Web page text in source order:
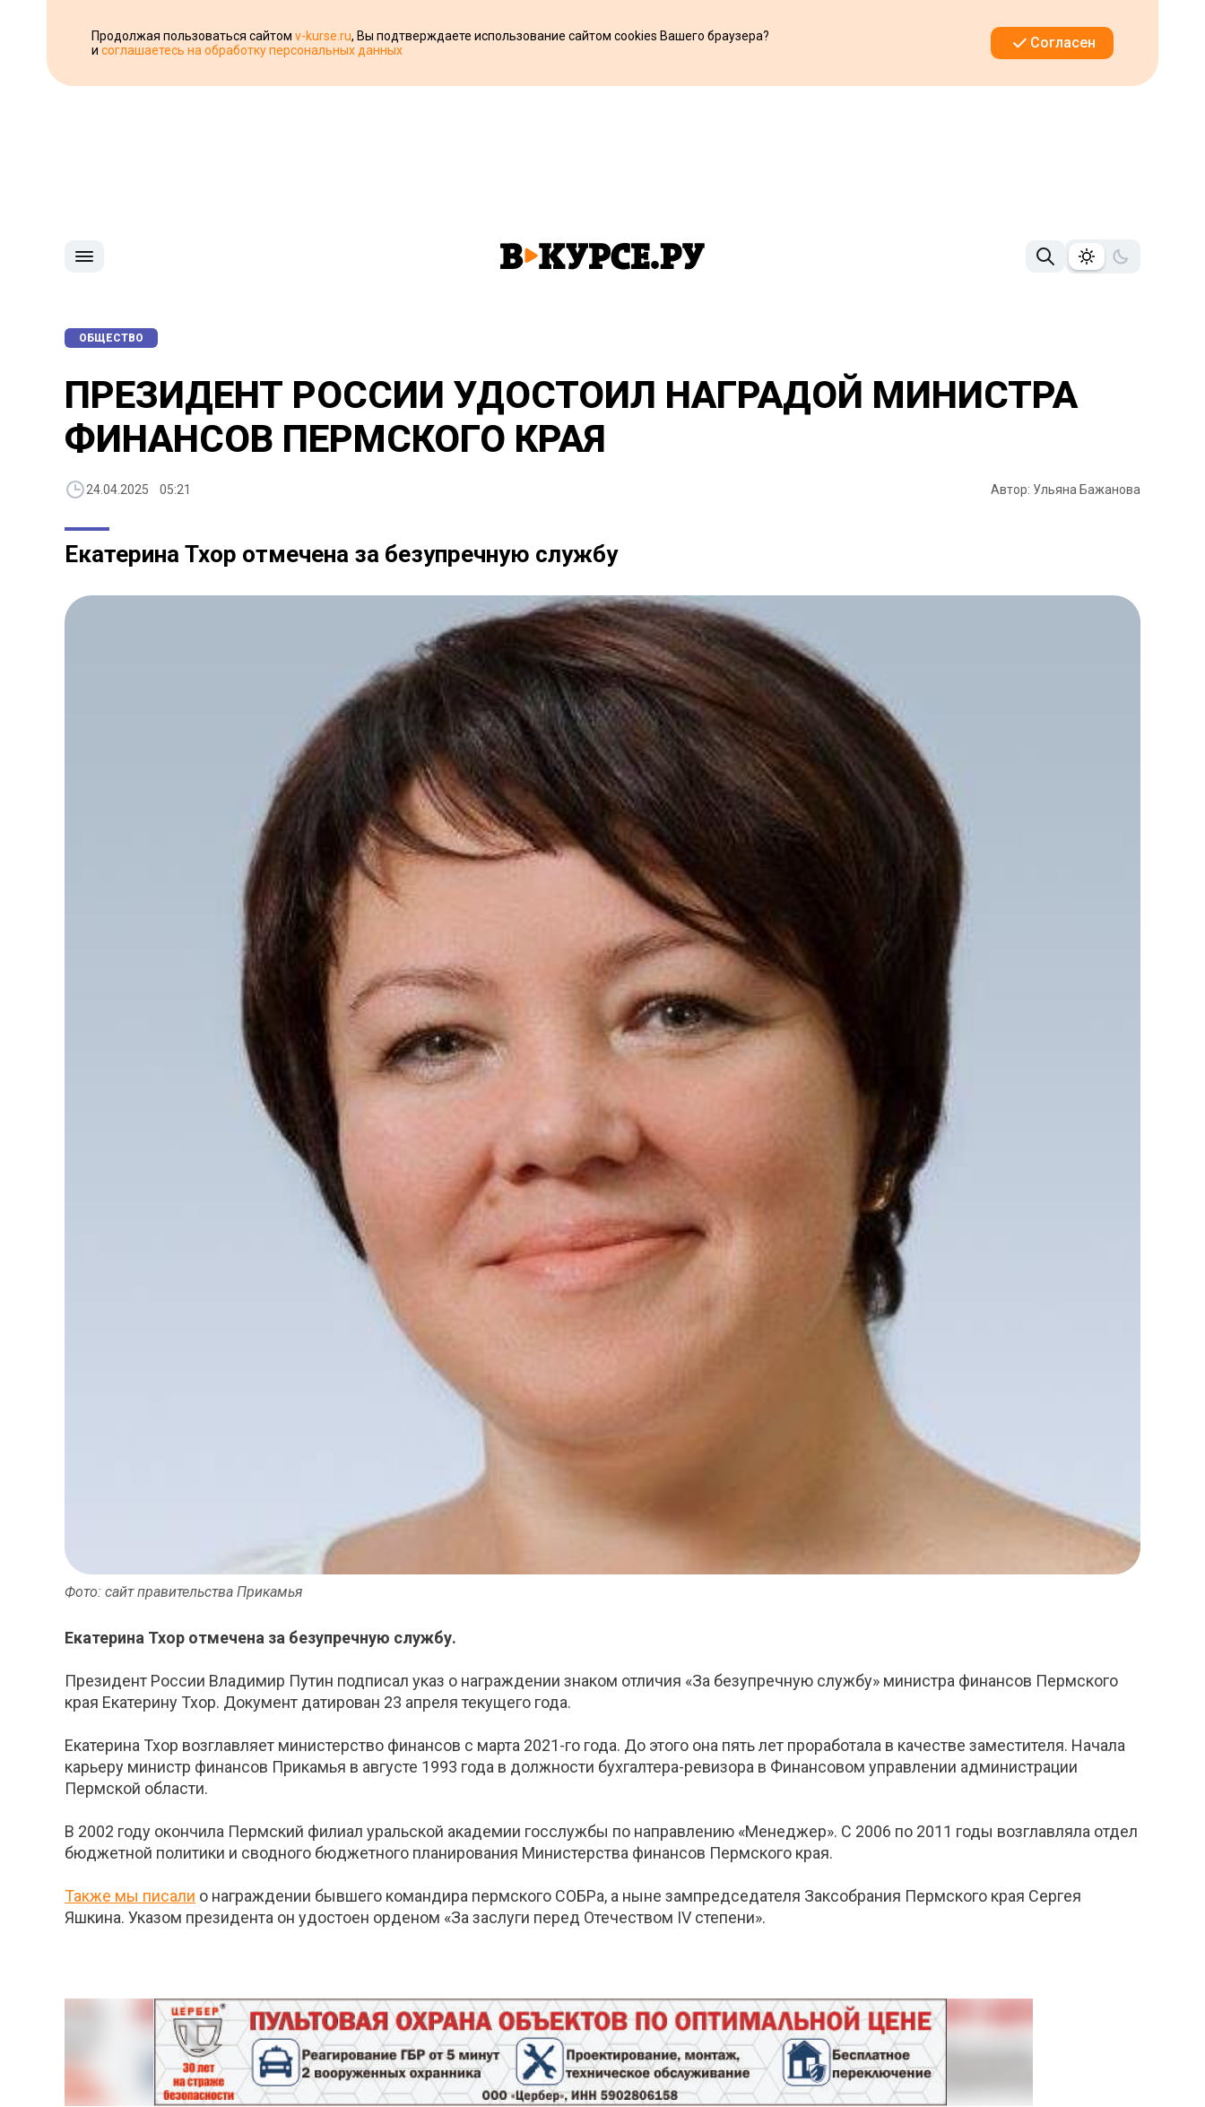
Продолжая пользоваться сайтом v-kurse.ru, Вы подтверждаете использование сайтом cookies Вашего браузера?
и соглашаетесь на обработку персональных данных Согласен
ОБЩЕСТВО
ПРЕЗИДЕНТ РОССИИ УДОСТОИЛ НАГРАДОЙ МИНИСТРА
ФИНАНСОВ ПЕРМСКОГО КРАЯ
24.04.2025 05:21 Автор: Ульяна Бажанова
Екатерина Тхор отмечена за безупречную службу
Фото: сайт правительства Прикамья
Екатерина Тхор отмечена за безупречную службу.
Президент России Владимир Путин подписал указ о награждении знаком отличия «За безупречную службу» министра финансов Пермского
края Екатерину Тхор. Документ датирован 23 апреля текущего года.
Екатерина Тхор возглавляет министерство финансов с марта 2021-го года. До этого она пять лет проработала в качестве заместителя. Начала
карьеру министр финансов Прикамья в августе 1993 года в должности бухгалтера-ревизора в Финансовом управлении администрации
Пермской области.
В 2002 году окончила Пермский филиал уральской академии госслужбы по направлению «Менеджер». С 2006 по 2011 годы возглавляла отдел
бюджетной политики и сводного бюджетного планирования Министерства финансов Пермского края.
Также мы писали о награждении бывшего командира пермского СОБРа, а ныне зампредседателя Заксобрания Пермского края Сергея
Яшкина. Указом президента он удостоен орденом «За заслуги перед Отечеством IV степени».